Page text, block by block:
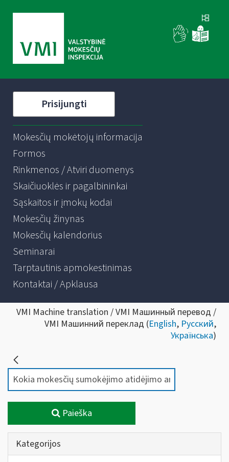
Prisijungti
Mokesčių mokėtojų informacija
Formos
Rinkmenos / Atviri duomenys
Skaičiuoklės ir pagalbininkai
Sąskaitos ir įmokų kodai
Mokesčių žinynas
Mokesčių kalendorius
Seminarai
Tarptautinis apmokestinimas
Kontaktai / Apklausa
VMI Machine translation / VMI Машинный перевод /
VMI Машинний переклад (English, Русский,
Українська)
Paieška
Kategorijos